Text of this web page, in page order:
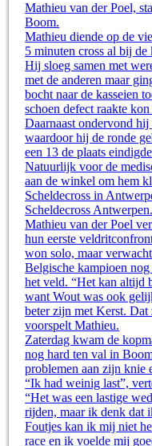
Mathieu van der Poel,
Boom.
Mathieu diende op de
5 minuten cross al bij de
Hij sloeg samen met
met de anderen maar
bocht naar de kasseien
schoen defect raakte
Daarnaast ondervond
waardoor hij de ronde
een 13 de plaats
Natuurlijk voor de
aan de winkel om hem
Scheldecross in
Scheldecross Antwerpen.
Mathieu van der Poel
hun eerste
won solo, maar
Belgische kampioen
het veld. “Het kan altijd
want Wout was ook
beter zijn met Kerst.
voorspelt Mathieu.
Zaterdag kwam de
nog hard ten val in
problemen aan zijn knie
“Ik had weinig last”,
“Het was een lastige
rijden, maar ik denk dat
Foutjes kan ik mij niet
race en ik voelde mij